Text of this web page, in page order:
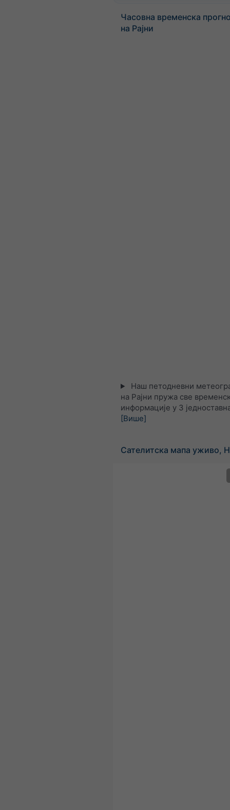
Часовна временска
на Рајни
Наш петодневни
на Рајни пружа све
информације у 3
[Више]
Сателитска мапа уживо,